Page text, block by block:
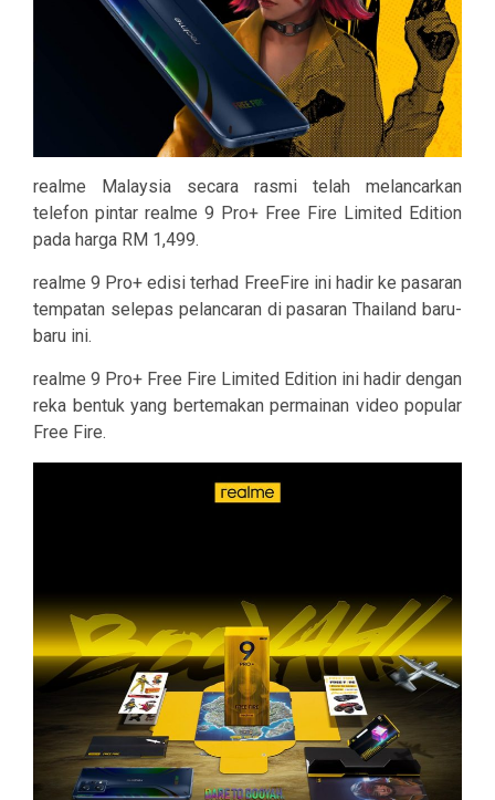
realme Malaysia secara rasmi telah melancarkan
telefon pintar realme 9 Pro+ Free Fire Limited Edition
pada harga RM 1,499.
realme 9 Pro+ edisi terhad FreeFire ini hadir ke pasaran
tempatan selepas pelancaran di pasaran Thailand baru-
baru ini.
realme 9 Pro+ Free Fire Limited Edition ini hadir dengan
reka bentuk yang bertemakan permainan video popular
Free Fire.